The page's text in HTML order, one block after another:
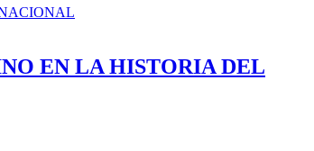
EN LA HISTORIA DEL